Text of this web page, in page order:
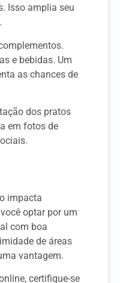
Isso amplia seu
e bebidas. Um
as chances de
dos pratos
em fotos de
impacta
optar por um
com boa
de áreas
vantagem.
certifique-se